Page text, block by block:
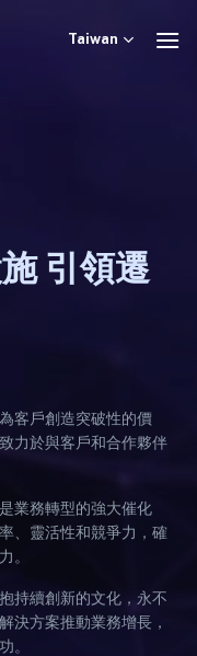
Taiwan
引領遷
客戶創造突破性的價
力於與客戶和合作夥伴
業務轉型的強大催化
、靈活性和競爭力，確
。
持續創新的文化，永不
決方案推動業務增長，
。